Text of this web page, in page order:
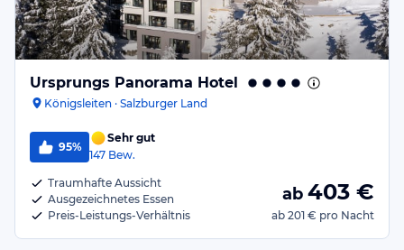
Ursprungs Panorama Hotel
Königsleiten · Salzburger Land
95%
Sehr gut
147 Bew.
Traumhafte Aussicht
Ausgezeichnetes Essen
Preis-Leistungs-Verhältnis
ab 403 €
ab 201 € pro Nacht